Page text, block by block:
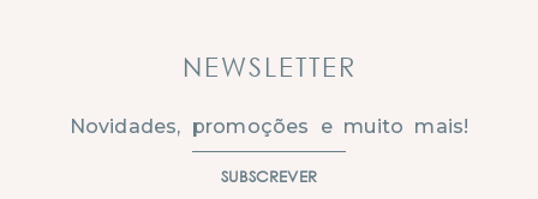
NEWSLETTER
Novidades, promoções e muito mais!
SUBSCREVER